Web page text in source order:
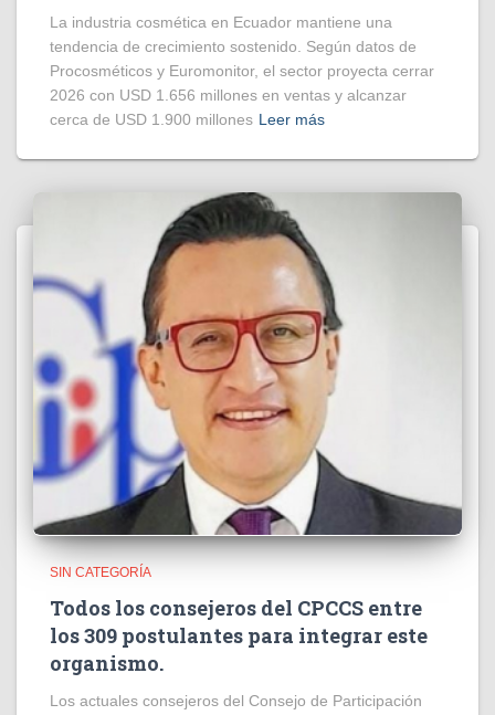
La industria cosmética en Ecuador mantiene una
tendencia de crecimiento sostenido. Según datos de
Procosméticos y Euromonitor, el sector proyecta cerrar
2026 con USD 1.656 millones en ventas y alcanzar
cerca de USD 1.900 millones Leer más
SIN CATEGORÍA
Todos los consejeros del CPCCS entre
los 309 postulantes para integrar este
organismo.
Los actuales consejeros del Consejo de Participación